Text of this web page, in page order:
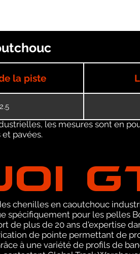
la piste
les mesures sont en
pavées.
chenilles en caoutchouc
spécifiquement pour les pelles
de plus de 20 ans d'expertise
de pointe permettant de
à une variété de profils de